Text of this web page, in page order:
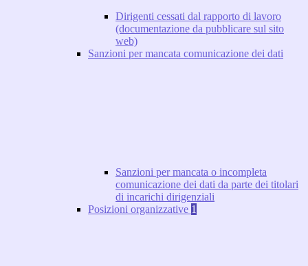
Dirigenti cessati dal rapporto di lavoro
(documentazione da pubblicare sul sito
web)
Sanzioni per mancata comunicazione dei dati
Sanzioni per mancata o incompleta
comunicazione dei dati da parte dei titolari
di incarichi dirigenziali
Posizioni organizzative 1